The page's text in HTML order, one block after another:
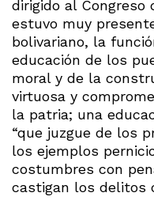
dirigido al Congreso
estuvo muy
bolivariano, la
educación de los
moral y de la
virtuosa y
la patria; una
“que juzgue de los
los ejemplos
costumbres con
castigan los delitos